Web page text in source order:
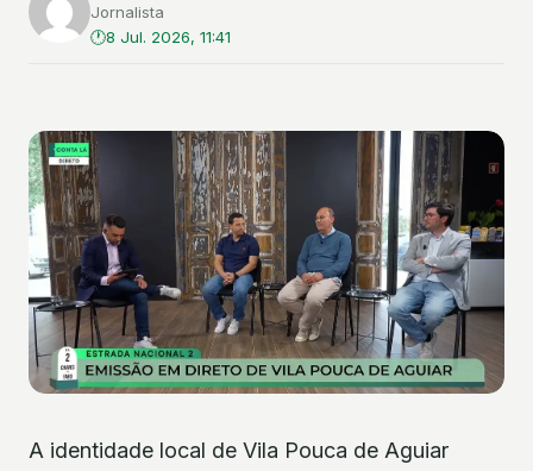
Jornalista
8 Jul. 2026, 11:41
A identidade local de Vila Pouca de Aguiar